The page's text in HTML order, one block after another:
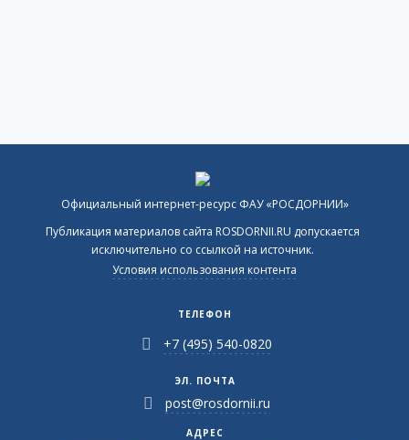
Официальный интернет-ресурс ФАУ «РОСДОРНИИ»
Публикация материалов сайта ROSDORNII.RU допускается
исключительно со ссылкой на источник.
Условия использования контента
ТЕЛЕФОН
+7 (495) 540-0820
ЭЛ. ПОЧТА
post@rosdornii.ru
АДРЕС